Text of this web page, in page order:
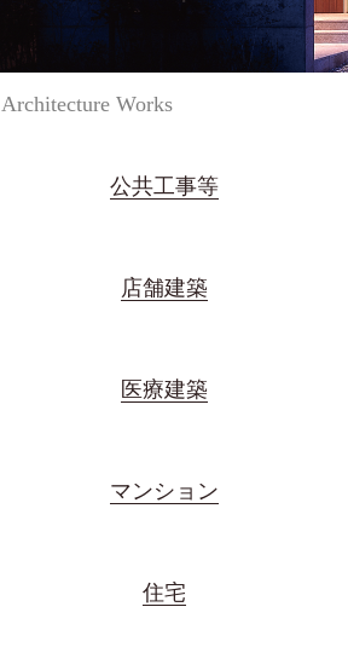
Architecture Works
公共工事等
店舗建築
医療建築
マンション
住宅